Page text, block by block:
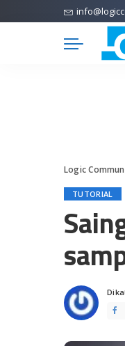
Logic
TUTORIAL
by
Dika